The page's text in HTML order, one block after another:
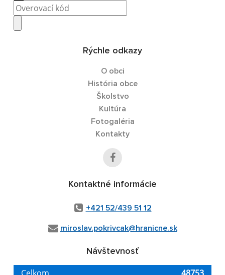
Rýchle odkazy
O obci
História obce
Školstvo
Kultúra
Fotogaléria
Kontakty
Kontaktné informácie
+421 52/439 51 12
miroslav.pokrivcak@hranicne.sk
Návštevnosť